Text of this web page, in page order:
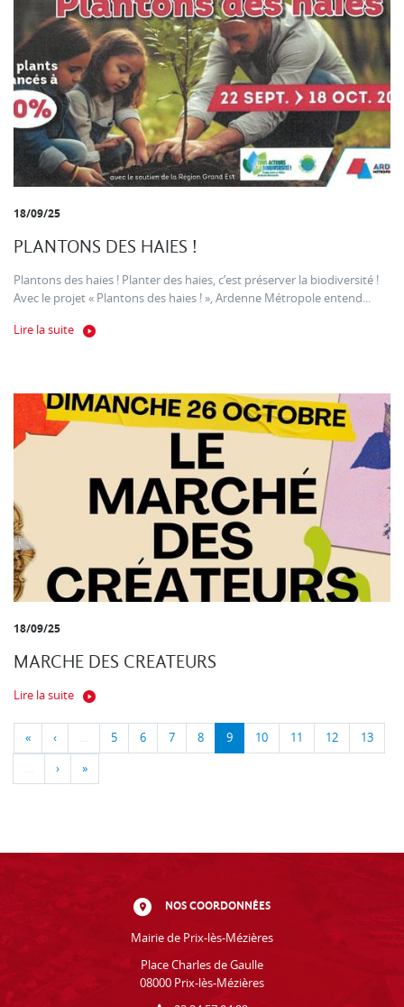
18/09/25
PLANTONS DES HAIES !
Plantons des haies ! Planter des haies, c’est préserver la biodiversité !
Avec le projet « Plantons des haies ! », Ardenne Métropole entend...
Lire la suite
18/09/25
MARCHE DES CREATEURS
Lire la suite
« ‹ … 5 6 7 8 9 10 11 12 13
… › »
NOS COORDONNÉES
Mairie de Prix-lès-Mézières
Place Charles de Gaulle
08000 Prix-lès-Mézières